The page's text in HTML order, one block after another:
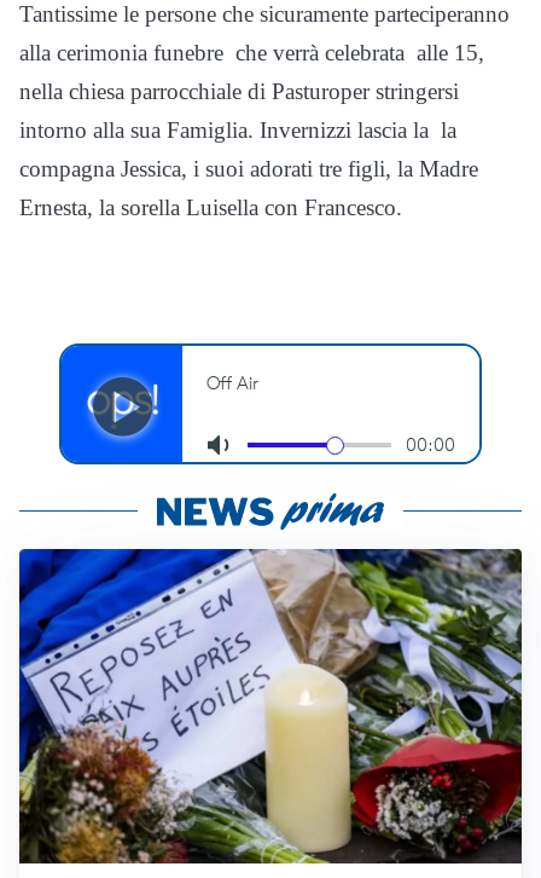
Tantissime le persone che sicuramente parteciperanno
alla cerimonia funebre che verrà celebrata alle 15,
nella chiesa parrocchiale di Pasturoper stringersi
intorno alla sua Famiglia. Invernizzi lascia la la
compagna Jessica, i suoi adorati tre figli, la Madre
Ernesta, la sorella Luisella con Francesco.